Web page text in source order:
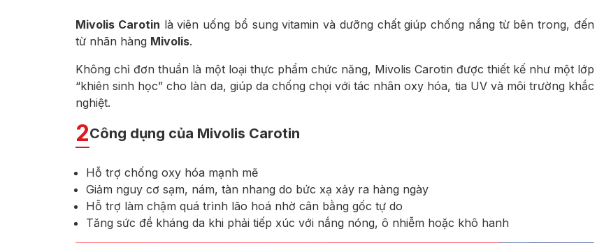
Mivolis Carotin là viên uống bổ sung vitamin và dưỡng chất giúp chống nắng từ bên trong, đến
từ nhãn hàng Mivolis.
Không chỉ đơn thuần là một loại thực phẩm chức năng, Mivolis Carotin được thiết kế như một lớp
“khiên sinh học” cho làn da, giúp da chống chọi với tác nhân oxy hóa, tia UV và môi trường khắc
nghiệt.
2Công dụng của Mivolis Carotin
Hỗ trợ chống oxy hóa mạnh mẽ
Giảm nguy cơ sạm, nám, tàn nhang do bức xạ xảy ra hàng ngày
Hỗ trợ làm chậm quá trình lão hoá nhờ cân bằng gốc tự do
Tăng sức đề kháng da khi phải tiếp xúc với nắng nóng, ô nhiễm hoặc khô hanh